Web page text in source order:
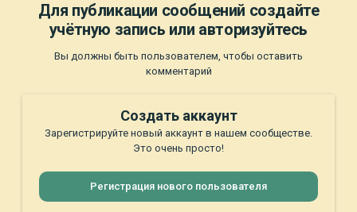
Для публикации сообщений создайте
учётную запись или авторизуйтесь
Вы должны быть пользователем, чтобы оставить
комментарий
Создать аккаунт
Зарегистрируйте новый аккаунт в нашем сообществе.
Это очень просто!
Регистрация нового пользователя